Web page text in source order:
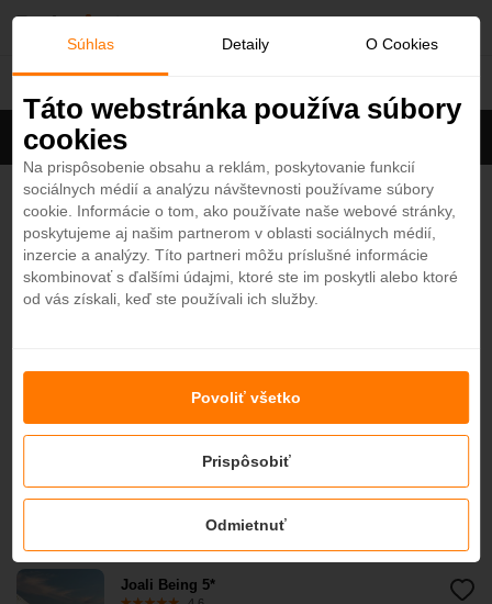
ú
Hotely
Filter
Zobrazených 201zo 667 hotelov Zobraziť všetky
Kudadoo Maldives Private Island 5*
4,8
Maledivy - Plážový hotel
Maledivy - Plážový hotel
7 nocí / raňajky od 8613,20€
Jumeirah Olhahali Island Maldives 5*
4,7
Joali Being 5*
Súhlas Detaily O Cookies
Táto webstránka používa súbory
cookies
Na prispôsobenie obsahu a reklám, poskytovanie funkcií
sociálnych médií a analýzu návštevnosti používame súbory
cookie. Informácie o tom, ako používate naše webové stránky,
poskytujeme aj našim partnerom v oblasti sociálnych médií,
inzercie a analýzy. Títo partneri môžu príslušné informácie
skombinovať s ďalšími údajmi, ktoré ste im poskytli alebo ktoré
od vás získali, keď ste používali ich služby.
Odmietnuť
Prispôsobiť
Povoliť všetko